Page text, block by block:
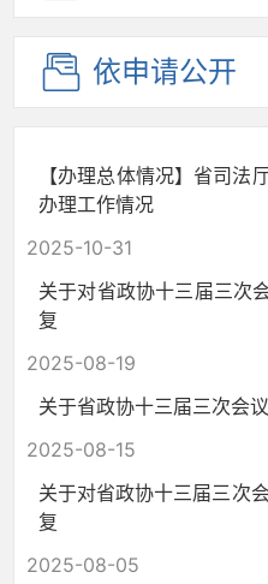
依申请公开
【办理总体情况】省司
办理工作情况
2025-10-31
关于对省政协十三届三次
复
2025-08-19
关于省政协十三届三次会
2025-08-15
关于对省政协十三届三次
复
2025-08-05